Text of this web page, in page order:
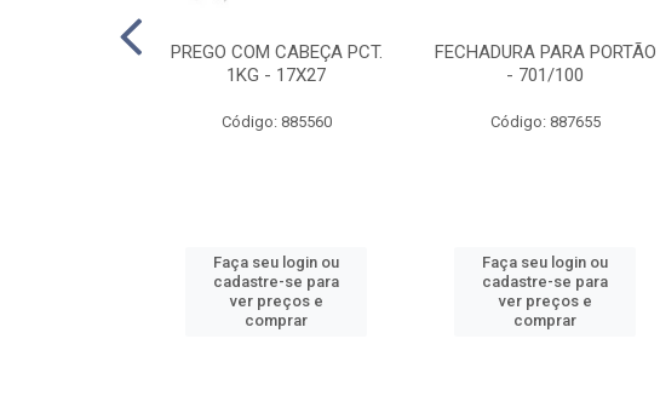
PREGO COM CABEÇA PCT.
1KG - 17X27
Código: 885560
Faça seu login ou
cadastre-se para
ver preços e
comprar
FECHADURA PARA PORTÃO
- 701/100
Código: 887655
Faça seu login ou
cadastre-se para
ver preços e
comprar